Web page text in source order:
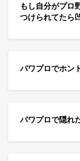
もし自分がプロ
つけられてたら
パワプロでホン
パワプロで隠れ